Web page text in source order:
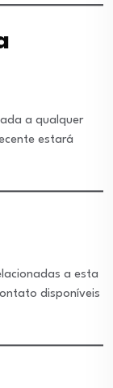
a qualquer
estará
a esta
disponíveis